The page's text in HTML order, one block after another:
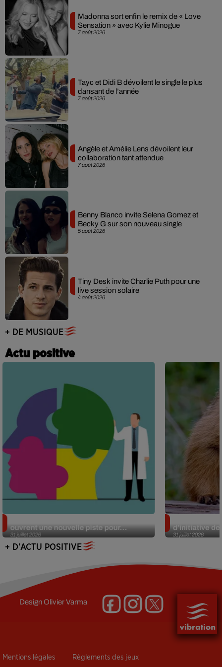
7 août 2026
Madonna sort enfin le remix de « Love
Sensation » avec Kylie Minogue
7 août 2026
Tayc et Didi B dévoilent le single le plus
dansant de l’année
7 août 2026
Angèle et Amélie Lens dévoilent leur
collaboration tant attendue
5 août 2026
Benny Blanco invite Selena Gomez et
Becky G sur son nouveau single
4 août 2026
Tiny Desk invite Charlie Puth pour une
live session solaire
+ DE MUSIQUE
Actu positive
31 juillet 2026
ouvrent une nouvelle piste pour...
31 juillet 2026
d’initiative
+ D'ACTU POSITIVE
DesignOlivier Varma
Mentions légales Règlements des jeux